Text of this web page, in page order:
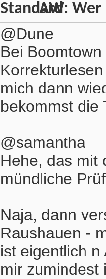
AW: Wer
@Dune
Bei
mich dann
bekommst die
@samantha
Hehe, das mit
mündliche
Naja, dann
Raushauen -
ist eigentlich
mir zumindest